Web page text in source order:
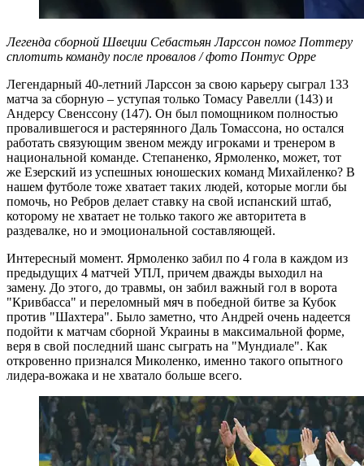
Легенда сборной Швеции Себастьян Ларссон помог Поттеру
сплотить команду после провалов / фото Понтус Орре
Легендарный 40-летний Ларссон за свою карьеру сыграл 133
матча за сборную – уступая только Томасу Равелли (143) и
Андерсу Свенссону (147). Он был помощником полностью
провалившегося и растерянного Даль Томассона, но остался
работать связующим звеном между игроками и тренером в
национальной команде. Степаненко, Ярмоленко, может, тот
же Езерский из успешных юношеских команд Михайленко? В
нашем футболе тоже хватает таких людей, которые могли бы
помочь, но Ребров делает ставку на свой испанский штаб,
которому не хватает не только такого же авторитета в
раздевалке, но и эмоциональной составляющей.
Интересный момент. Ярмоленко забил по 4 гола в каждом из
предыдущих 4 матчей УПЛ, причем дважды выходил на
замену. До этого, до травмы, он забил важный гол в ворота
"Кривбасса" и переломный мяч в победной битве за Кубок
против "Шахтера". Было заметно, что Андрей очень надеется
подойти к матчам сборной Украины в максимальной форме,
веря в свой последний шанс сыграть на "Мундиале". Как
откровенно признался Миколенко, именно такого опытного
лидера-вожака и не хватало больше всего.